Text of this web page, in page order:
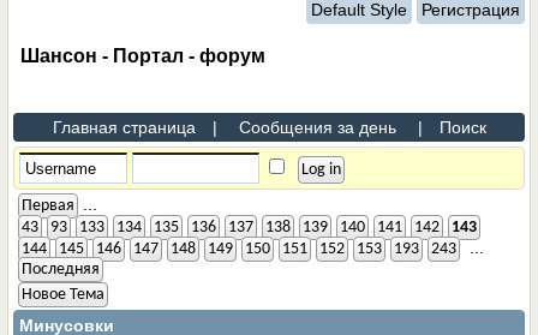
Default Style Регистрация
Шансон - Портал - форум
Главная страница | Сообщения за день | Поиск
Первая
43 93 133 134 135 136 137 138 139 140 141 142
143
144
145 146 147 148 149 150 151 152 153 193 243
Последняя
Новое Тема
Минусовки